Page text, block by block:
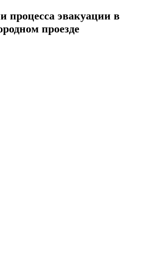
процесса эвакуации в
проезде